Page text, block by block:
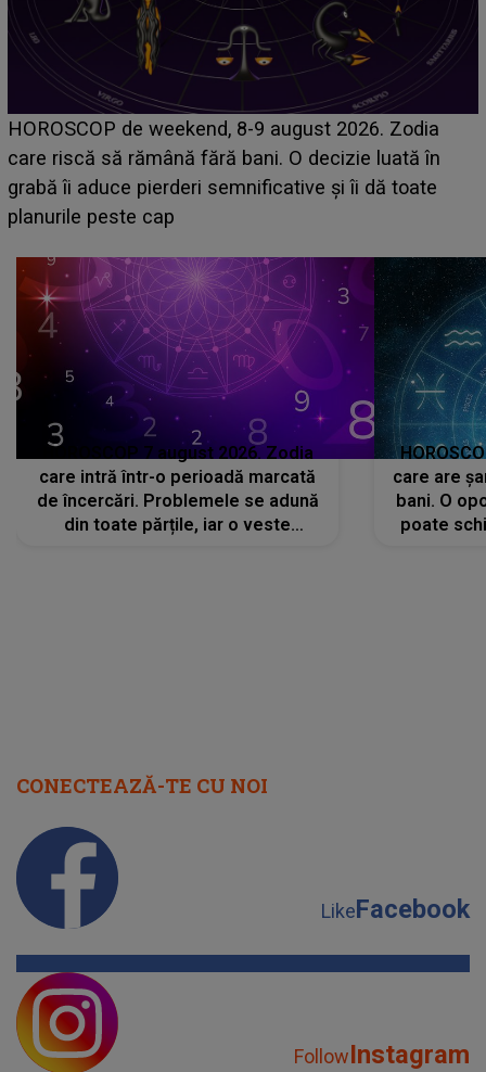
Emanuel a ținut ACEST DETALIU ASCUNS până
acum! În fața Alexandrei, concurentul din Casa Iubirii
face o MĂRTURISIRE NEAȘTEPTATĂ despre mama
sa: "I-am spus și ei în față, eu nu te iubesc pentru
HOROSCOP 7 august 2026. Zodia
care intră într-o perioadă marcată
de încercări. Problemele se adună
din toate părțile, iar o veste
care are
bani. O
poate
CONECTEAZĂ-TE CU NOI
LikeFacebook
FollowInstagram